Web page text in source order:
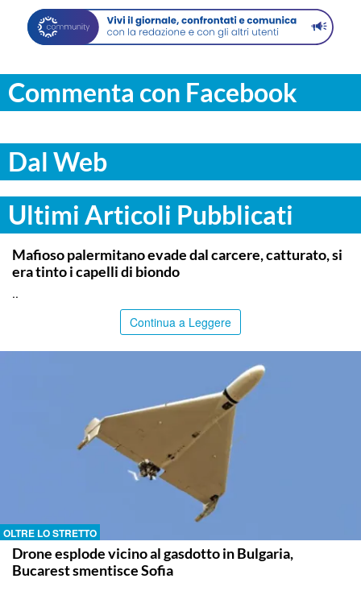
Commenta con Facebook
Dal Web
Ultimi Articoli Pubblicati
PALERMO
Mafioso palermitano evade dal carcere, catturato, si
era tinto i capelli di biondo
..
Continua a Leggere
OLTRE LO STRETTO
Drone esplode vicino al gasdotto in Bulgaria,
Bucarest smentisce Sofia